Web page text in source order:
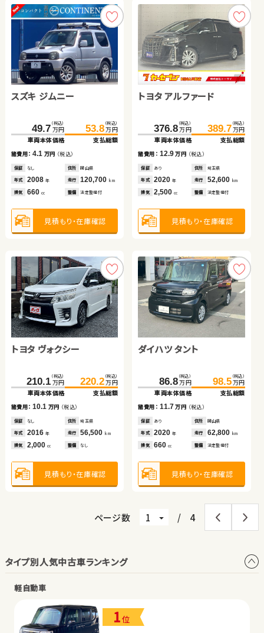
スズキ ジムニー
49.7 （税込）
万円
車両本体価格
53.8 （税込）
万円
支払総額
諸費用：4.1 万円 （税込）
保証 なし 住所 岡山県
年式 2008 年 走行 120,700 km
排気 660 cc 整備 法定整備付
見積もり・在庫確認
トヨタ アルファード
376.8 （税込）
万円
車両本体価格
389.7 （税込）
万円
支払総額
諸費用： 12.9万円 （税込）
保証 あり 住所 埼玉県
年式 2020年 走行 52,600 km
排気 2,500cc 整備 法定整備付
見積もり・在庫確認
トヨタ ヴォクシー
210.1 （税込）
万円
車両本体価格
220.2 （税込）
万円
支払総額
諸費用：10.1 万円 （税込）
保証 なし 住所 埼玉県
年式 2016 年 走行 56,500 km
排気 2,000 cc 整備 なし
見積もり・在庫確認
ダイハツ タント
86.8 （税込）
万円
車両本体価格
98.5 （税込）
万円
支払総額
諸費用： 11.7万円 （税込）
保証 あり 住所 岡山県
年式 2020年 走行 62,800 km
排気 660cc 整備 法定整備付
見積もり・在庫確認
ダイハツ ムーヴ キャンバ
ス
127.4（税込）
万円
諸費用：8.1 万円（税込）
あり 埼玉県
年式 2018年 走行
排気 660 整備 法定整備付
見積もり・在庫確認
日産 セレナ
92.1 （税込）
万円
105.9
諸費用：13.8万円（税込）
あり
年式 2012年 走行
排気 2,000 整備 法定整備付
見積もり・在庫確認
スズキ ワゴンＲ
40.2 （税込）
万円
車両本体価格
49.9 （税込）
万円
支払総額
諸費用：9.7万円（税込）
保証 あり 住所 岩手県
年式 2014 年 走行 83,000 km
排気 660cc 整備 法定整備付
見積もり・在庫確認
ホンダ フリード＋ ハイブ
リッド
176.1（税込）
万円
諸費用：9.5 万円（税込）
あり
年式 2018年 走行
排気 1,500 整備
見積もり・在庫確認
日産 セレナ
241.5（税込）
万円
諸費用：15.3万円（税込）
あり 埼玉県
年式 2021年 走行
排気 2,000 整備 法定整備付
見積もり・在庫確認
ダイハツ タント
158.0 （税込）
万円
165.6
諸費用：7.6 万円（税込）
あり
年式 2022年 走行
排気 660 整備 法定整備付
見積もり・在庫確認
トヨタ ノア ハイブリッド
466.3（税込）
万円
諸費用：13.2万円（税込）
あり 岩手県
年式 2023 年 走行
排気 1,800 整備
見積もり・在庫確認
トヨタ ヴェルファイア
119.8（税込）
万円
諸費用：13.1万円（税込）
あり 鹿児島県
年式 2012年 走行
排気 2,400 整備
見積もり・在庫確認
ページ数 / 4
タイプ別人気中古車ランキング
軽自動車
1位